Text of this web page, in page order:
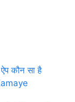
कौन सा है